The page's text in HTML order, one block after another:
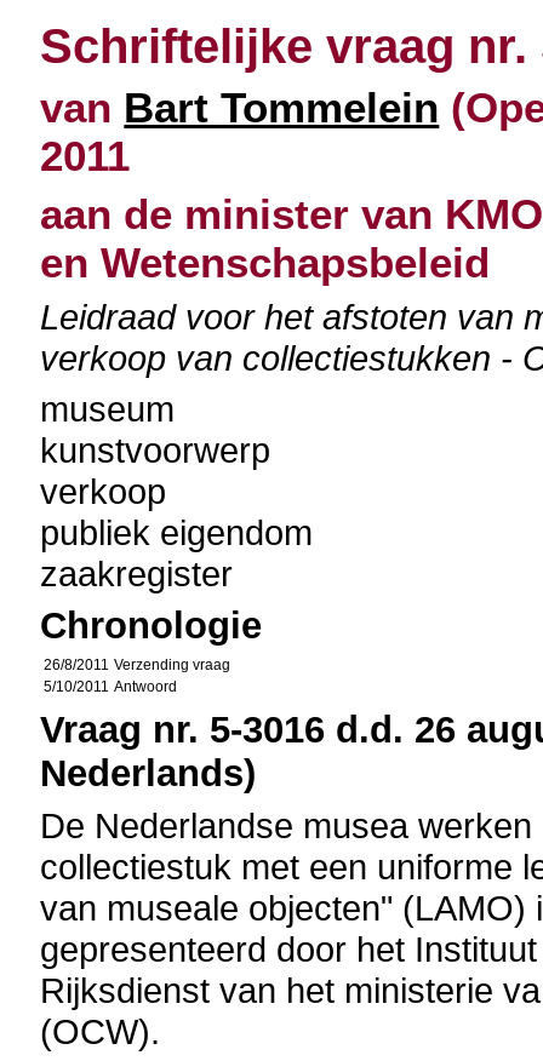
Schriftelijke vraag nr.
van Bart Tommelein
2011
aan de minister van
en Wetenschapsbeleid
Leidraad voor het afstoten van
verkoop van collectiestukken -
museum
kunstvoorwerp
verkoop
publiek eigendom
zaakregister
Chronologie
26/8/2011 Verzending vraag
5/10/2011 Antwoord
Vraag nr. 5-3016 d.d. 26
Nederlands)
De Nederlandse musea
collectiestuk met een uniforme
van museale objecten" (LAMO)
gepresenteerd door het
Rijksdienst van het ministerie
(OCW).